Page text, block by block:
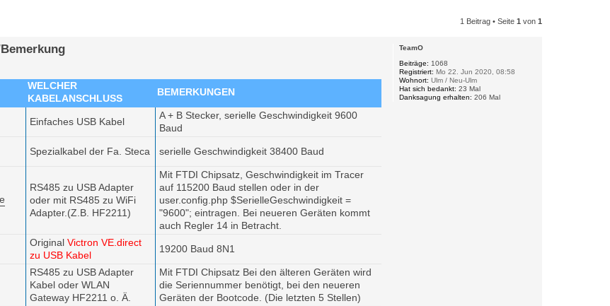
1 Beitrag • Seite 1 von 1
TeamO
Beiträge: 1068
Registriert: Mo 22. Jun 2020, 08:58
Wohnort: Ulm / Neu-Ulm
Hat sich bedankt: 23 Mal
Danksagung erhalten: 206 Mal
WELCHER
KABELANSCHLUSS
BEMERKUNGEN
Einfaches USB Kabel
A + B Stecker, serielle Geschwindigkeit 9600
Baud
Spezialkabel der Fa. Steca serielle Geschwindigkeit 38400 Baud
RS485 zu USB Adapter
oder mit RS485 zu WiFi
Adapter.(Z.B. HF2211)
Mit FTDI Chipsatz, Geschwindigkeit im Tracer
auf 115200 Baud stellen oder in der
user.config.php $SerielleGeschwindigkeit =
"9600"; eintragen. Bei neueren Geräten kommt
auch Regler 14 in Betracht.
Original Victron VE.direct
zu USB Kabel
19200 Baud 8N1
RS485 zu USB Adapter
Kabel oder WLAN
Gateway HF2211 o. Ä.
Mit FTDI Chipsatz Bei den älteren Geräten wird
die Seriennummer benötigt, bei den neueren
Geräten der Bootcode. (Die letzten 5 Stellen)